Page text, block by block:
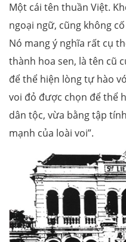
Một cái tên thuần Việt.
ngoại ngữ, cũng không
Nó mang ý nghĩa rất cụ
thành hoa sen, là tên cũ
để thể hiện lòng tự hào
voi đỏ được chọn để thể
dân tộc, vừa bằng tập
mạnh của loài voi”.